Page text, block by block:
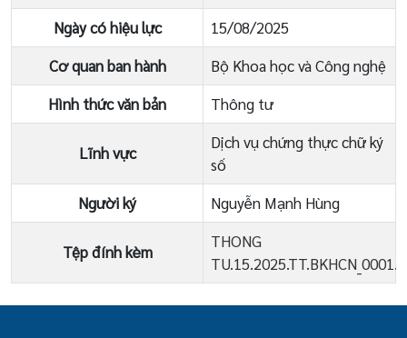
Ngày có hiệu lực
15/08/2025
Cơ quan ban hành
Bộ Khoa học và Công nghệ
Hình thức văn bản
Thông tư
Lĩnh vực
Dịch vụ chứng thực chữ ký
số
Người ký
Nguyễn Mạnh Hùng
Tệp đính kèm
THONG